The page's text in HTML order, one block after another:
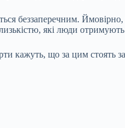
беззаперечним. Ймовірно,
які люди отримують
кажуть, що за цим стоять